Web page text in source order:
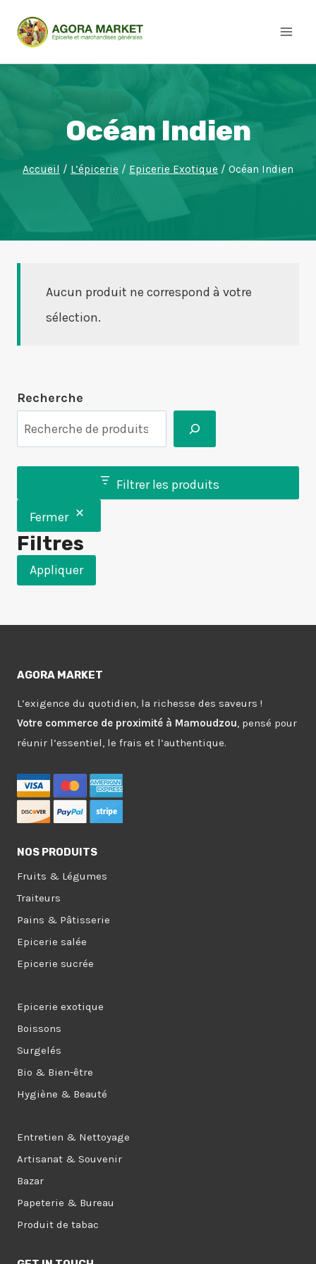
contenu
Océan Indien
Accueil / L’épicerie / Epicerie Exotique / Océan Indien
Aucun produit ne correspond à votre
sélection.
Recherche
Filtrer les produits
Fermer
Filtres
Appliquer
AGORA MARKET
L’exigence du quotidien, la richesse des saveurs !
Votre commerce de proximité à Mamoudzou , pensé pour
réunir l’essentiel, le frais et l’authentique.
NOS PRODUITS
Fruits & Légumes
Traiteurs
Pains & Pâtisserie
Epicerie salée
Epicerie sucrée
Epicerie exotique
Boissons
Surgelés
Bio & Bien-être
Hygiène & Beauté
Entretien & Nettoyage
Artisanat & Souvenir
Bazar
Papeterie & Bureau
Produit de tabac